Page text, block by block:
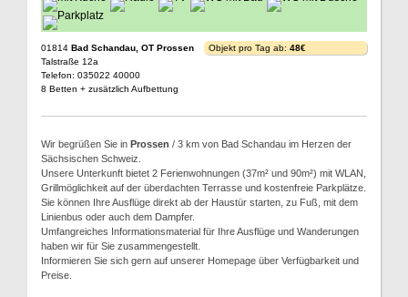
01814 Bad Schandau, OT Prossen
Talstraße 12a
Telefon: 035022 40000
8 Betten + zusätzlich Aufbettung
Objekt pro Tag ab: 48€
Wir begrüßen Sie in Prossen / 3 km von Bad Schandau im Herzen der
Sächsischen Schweiz.
Unsere Unterkunft bietet 2 Ferienwohnungen (37m² und 90m²) mit WLAN,
Grillmöglichkeit auf der überdachten Terrasse und kostenfreie Parkplätze.
Sie können Ihre Ausflüge direkt ab der Haustür starten, zu Fuß, mit dem
Linienbus oder auch dem Dampfer.
Umfangreiches Informationsmaterial für Ihre Ausflüge und Wanderungen
haben wir für Sie zusammengestellt.
Informieren Sie sich gern auf unserer Homepage über Verfügbarkeit und
Preise.